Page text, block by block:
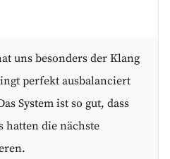
uns besonders der Klang
perfekt ausbalanciert
System ist so gut, dass
hatten die nächste